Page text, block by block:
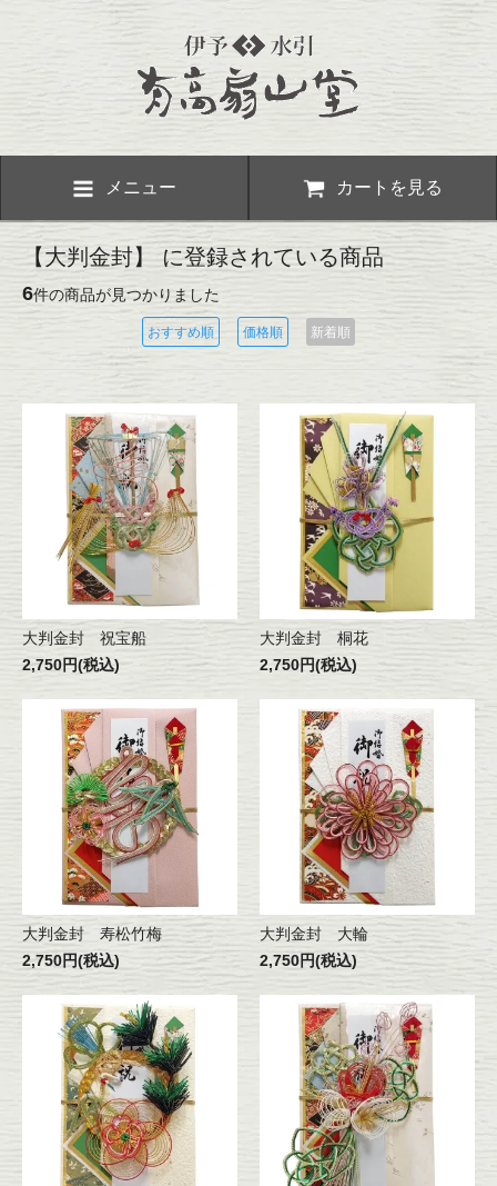
メニュー カートを見る
【大判金封】 に登録されている商品
6件の商品が見つかりました
おすすめ順 価格順 新着順
大判金封 祝宝船
2,750円(税込)
大判金封 桐花
2,750円(税込)
大判金封 寿松竹梅
2,750円(税込)
大判金封 大輪
2,750円(税込)